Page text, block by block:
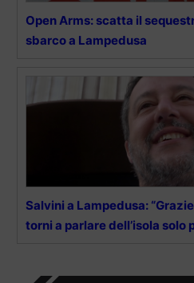
Open Arms: scatta il
sbarco a Lampedusa
Salvini a Lampedusa:
torni a parlare dell’isola solo